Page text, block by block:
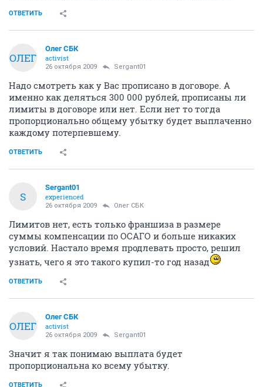
ОТВЕТИТЬ
ОЛЕГ
Олег СБК
activist
26 октября 2009 Sergant01
Надо смотреть как у Вас прописано в договоре. А
именно как деляться 300 000 рублей, прописаны ли
лимиты в договоре или нет. Если нет то тогда
пропорционально общему убытку будет выплаченно
каждому потерпевшему.
ОТВЕТИТЬ
S
Sergant01
experienced
26 октября 2009 Олег СБК
Лимитов нет, есть только франшиза в размере
суммы компенсации по ОСАГО и больше никаких
условий. Настало время продлевать просто, решил
узнать, чего я это такого купил-то год назад
ОТВЕТИТЬ
ОЛЕГ
Олег СБК
activist
26 октября 2009 Sergant01
Значит я так понимаю выплата будет
пропорциональна ко всему убытку.
ОТВЕТИТЬ